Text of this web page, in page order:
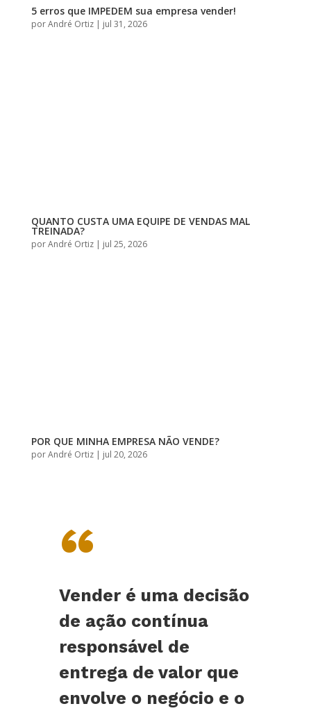
5 erros que IMPEDEM sua empresa vender!
porAndré Ortiz| jul 31, 2026
QUANTO CUSTA UMA EQUIPE DE VENDAS MAL
TREINADA?
porAndré Ortiz| jul 25, 2026
POR QUE MINHA EMPRESA NÃO VENDE?
porAndré Ortiz| jul 20, 2026
“
Vender é uma decisão
de ação contínua
responsável de
entrega de valor que
envolve o negócio e o